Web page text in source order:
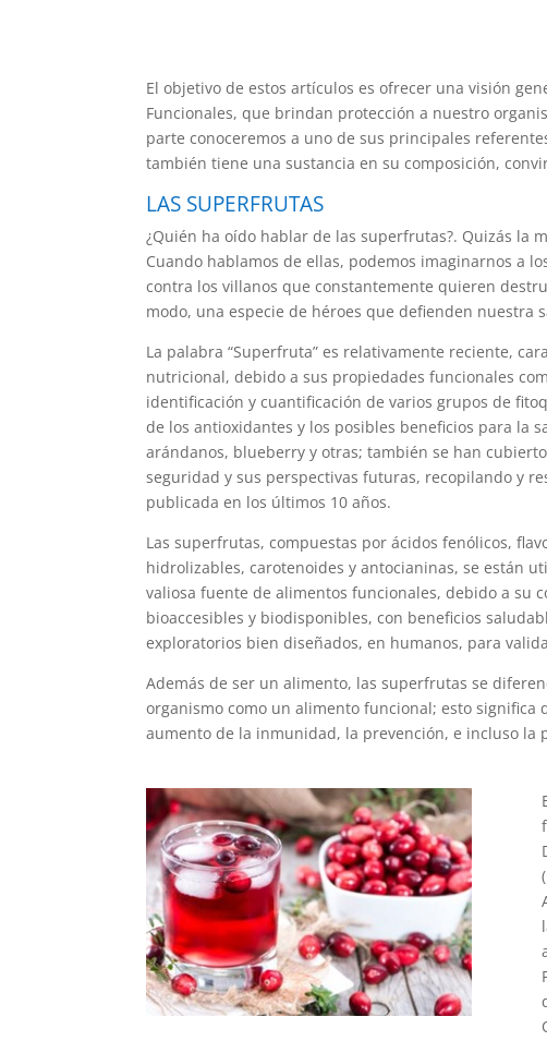
El objetivo de estos artículos es ofrecer una visión
Funcionales, que brindan protección a nuestro
parte conoceremos a uno de sus principales
también tiene una sustancia en su composición,
LAS SUPERFRUTAS
¿Quién ha oído hablar de las superfrutas?. Quizás la
Cuando hablamos de ellas, podemos imaginarnos a
contra los villanos que constantemente quieren
modo, una especie de héroes que defienden nuestra
La palabra “Superfruta” es relativamente reciente,
nutricional, debido a sus propiedades funcionales
identificación y cuantificación de varios grupos de
de los antioxidantes y los posibles beneficios para la
arándanos, blueberry y otras; también se han
seguridad y sus perspectivas futuras, recopilando y
publicada en los últimos 10 años.
Las superfrutas, compuestas por ácidos fenólicos,
hidrolizables, carotenoides y antocianinas, se están
valiosa fuente de alimentos funcionales, debido a su
bioaccesibles y biodisponibles, con beneficios
exploratorios bien diseñados, en humanos, para
Además de ser un alimento, las superfrutas se
organismo como un alimento funcional; esto
aumento de la inmunidad, la prevención, e incluso